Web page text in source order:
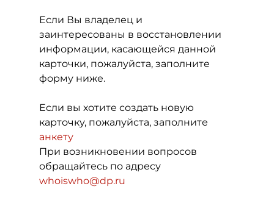
Если Вы владелец и
заинтересованы в восстановлении
информации, касающейся данной
карточки, пожалуйста, заполните
форму ниже.
Если вы хотите создать новую
карточку, пожалуйста, заполните
анкету
При возникновении вопросов
обращайтесь по адресу
whoiswho@dp.ru